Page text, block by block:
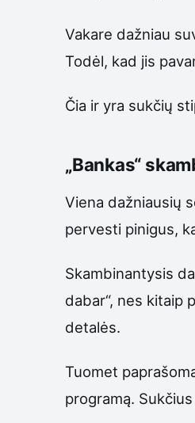
Vakare dažniau
Todėl, kad jis
Čia ir yra sukčių
„Bankas“
Viena dažniausių
pervesti pinigus,
Skambinantysis
dabar“, nes kitaip
detalės.
Tuomet
programą.